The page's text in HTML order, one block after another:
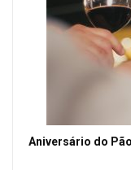
Aniversário do